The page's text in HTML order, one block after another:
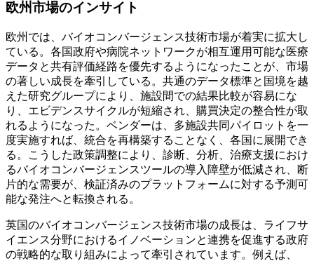
欧州市場のインサイト
欧州では、バイオコンバージェンス技術市場が着実に拡大し
ている。各国政府や病院ネットワークが相互運用可能な医療
データと共有評価経路を優先するようになったことが、市場
の著しい成長を牽引している。共通のデータ標準と国境を越
えた研究グループにより、施設間での結果比較が容易にな
り、エビデンスサイクルが短縮され、購買決定の整合性が取
れるようになった。ベンダーは、多施設共同パイロットを一
度実施すれば、統合を再構築することなく、各国に展開でき
る。こうした政策調整により、診断、分析、治療支援におけ
るバイオコンバージェンスツールの導入障壁が低減され、断
片的な需要が、検証済みのプラットフォームに対する予測可
能な発注へと転換される。
英国のバイオコンバージェンス技術市場の成長は、ライフサ
イエンス分野におけるイノベーションと連携を促進する政府
の戦略的な取り組みによって牽引されています。例えば、